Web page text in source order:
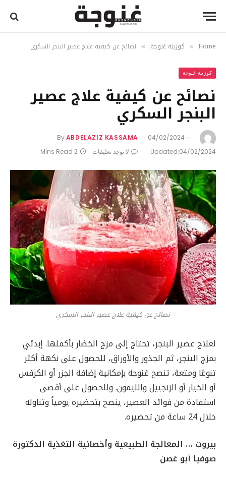
Home
» كوزينة غنوجة » نصائح عن كيفية علاج عصير البنجر السكري
كوزينة غنوجة
نصائح عن كيفية علاج عصير
البنجر السكري
ByABDELAZIZ KASSAMA
04/02/2024
Updated:04/02/2024 لا توجد تعليقات 2 Mins Read
نصائح عن كيفية علاج عصير البنجر السكري
لعلاج عصير البنجر، تحتاج إلى مزج الخضار بأكملها. إبدئي
بمزج البنجر، ثم الجذور والأوراق، للحصول على نكهة أكثر
تنوعًا ومتعة، تنصح غنوجة بإمكانية إضافة الجزر أو الكرفس
أو الخيار أو الزنجبيل والليمون. وللحصول على أقصى
استفادة من فوائد العصير، ينصح بتحضيره يومياً وتناوله
خلال 24 ساعة من تحضيره.
بيروت … المعالجة الطبيعية وأخصائية التغذية الدكتورة
صوفيا أبو غصن